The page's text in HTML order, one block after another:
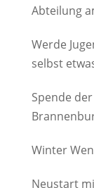
Abteilung
Werde
selbst
Spende
Winter
Neustart